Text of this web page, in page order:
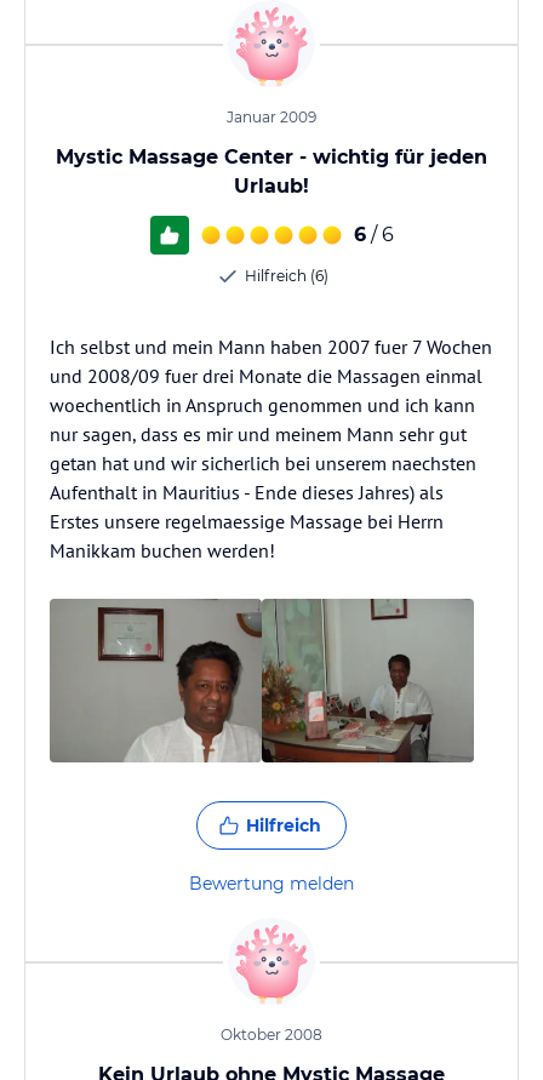
Januar 2009
Mystic Massage Center - wichtig für jeden
Urlaub!
6 / 6
Hilfreich (6)
Ich selbst und mein Mann haben 2007 fuer 7 Wochen
und 2008/09 fuer drei Monate die Massagen einmal
woechentlich in Anspruch genommen und ich kann
nur sagen, dass es mir und meinem Mann sehr gut
getan hat und wir sicherlich bei unserem naechsten
Aufenthalt in Mauritius - Ende dieses Jahres) als
Erstes unsere regelmaessige Massage bei Herrn
Manikkam buchen werden!
Hilfreich
Bewertung melden
Oktober 2008
Kein Urlaub ohne Mystic Massage